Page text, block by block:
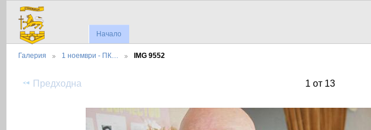
Начало
Галерия 1 ноември - ПК… IMG 9552
Предходна 1 от 13